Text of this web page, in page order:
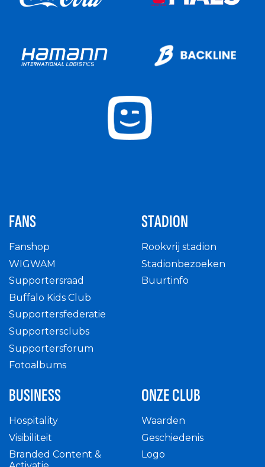
FANS
Fanshop
WIGWAM
Supportersraad
Buffalo Kids Club
Supportersfederatie
Supportersclubs
Supportersforum
Fotoalbums
STADION
Rookvrij stadion
Stadionbezoeken
Buurtinfo
BUSINESS
Hospitality
Visibiliteit
Branded Content &
ONZE CLUB
Waarden
Geschiedenis
Logo